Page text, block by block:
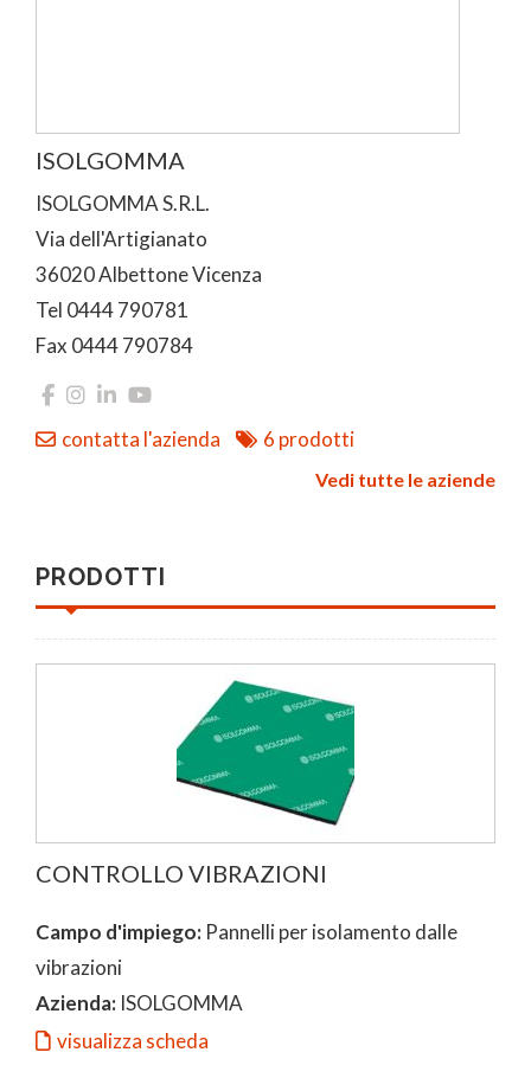
ISOLGOMMA
ISOLGOMMA S.R.L.
Via dell'Artigianato
36020 Albettone Vicenza
Tel 0444 790781
Fax 0444 790784
contatta l'azienda 6 prodotti
Vedi tutte le aziende
PRODOTTI
CONTROLLO VIBRAZIONI
Campo d'impiego: Pannelli per isolamento dalle
vibrazioni
Azienda: ISOLGOMMA
visualizza scheda